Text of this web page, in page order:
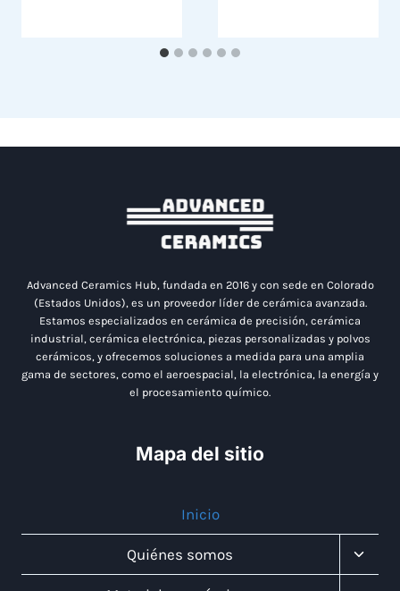
Advanced Ceramics Hub, fundada en 2016 y con sede en Colorado
(Estados Unidos), es un proveedor líder de cerámica avanzada.
Estamos especializados en cerámica de precisión, cerámica
industrial, cerámica electrónica, piezas personalizadas y polvos
cerámicos, y ofrecemos soluciones a medida para una amplia
gama de sectores, como el aeroespacial, la electrónica, la energía y
el procesamiento químico.
Mapa del sitio
Inicio
Quiénes somos
Menú